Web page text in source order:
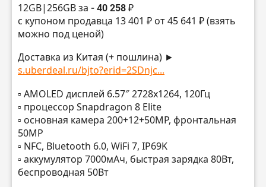
12GB|256GB за - 40 258 ₽
с купоном продавца 13 401 ₽ от 45 641 ₽ (взять
можно под ценой)
Доставка из Китая (+ пошлина) ►
s.uberdeal.ru/bjto?erid=2SDnjc...
▫️ AMOLED дисплей 6.57″ 2728х1264, 120Гц
▫️ процессор Snapdragon 8 Elite
▫️ основная камера 200+12+50MP, фронтальная
50MP
▫️ NFC, Bluetooth 6.0, WiFi 7, IP69K
▫️ аккумулятор 7000мАч, быстрая зарядка 80Вт,
беспроводная 50Вт